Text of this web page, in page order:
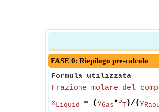
FASE 0: Riepilogo pre-calcolo
Formula utilizzata
Frazione molare del
xLiquid = (yGas*P T )/(γ